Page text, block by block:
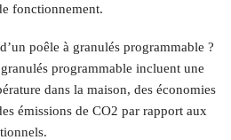
fonctionnement.
poêle à granulés programmable ?
programmable incluent une
dans la maison, des économies
émissions de CO2 par rapport aux